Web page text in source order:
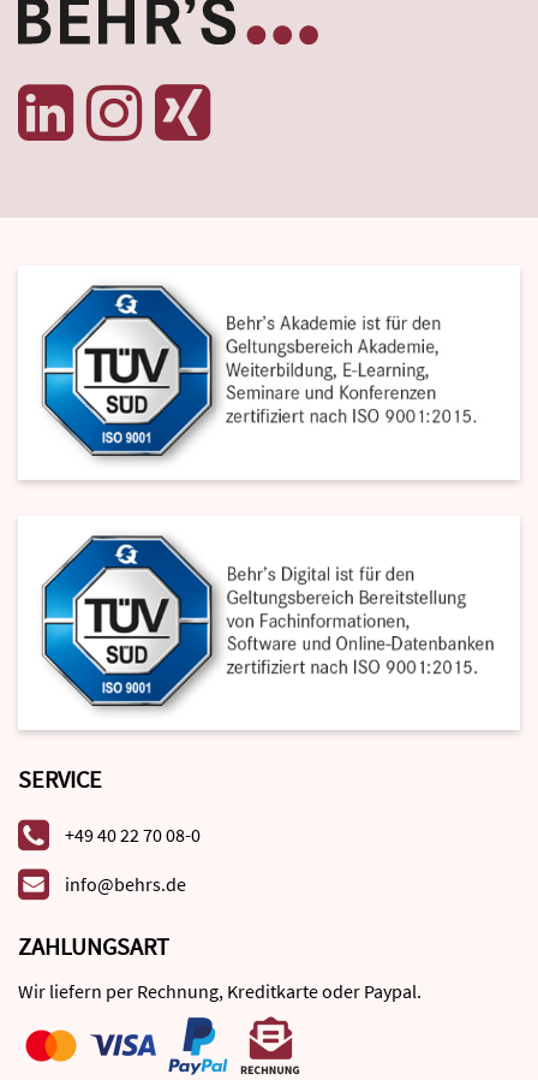
SERVICE
+49 40 22 70 08-0
info@behrs.de
ZAHLUNGSART
Wir liefern per Rechnung, Kreditkarte oder Paypal.